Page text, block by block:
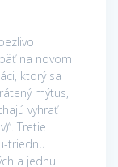
na novom
ktorý sa
mýtus,
vyhrať
Tretie
triednu
a jednu